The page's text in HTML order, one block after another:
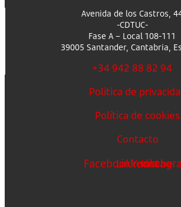
Avenida de los Castros,
-CDTUC-
Fase A – Local 108-111
39005 Santander, Cantabria,
+34 942 88 82 94
Política de
Política de cookies
Contacto
FacebookLinkedin
Youtube